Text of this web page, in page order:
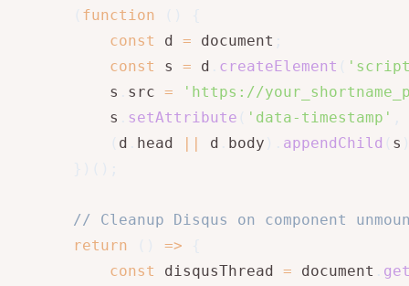
function
const
d = document
const
s = d createElement
        s
src =
'https://
        s
setAttribute 'data-timestamp'
d head || d body appendChild s
// Cleanup Disqus on component
return
=>
const
disqusThread = document